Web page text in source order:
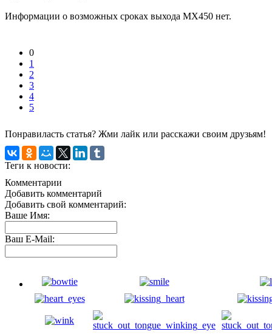
Информации о возможных сроках выхода MX450 нет.
0
1
2
3
4
5
Понравиласть статья? Жми лайк или расскажи своим друзьям!
Теги к новости:
Комментарии
Добавить комментарий
Добавить свой комментарий:
Ваше Имя:
Ваш E-Mail: